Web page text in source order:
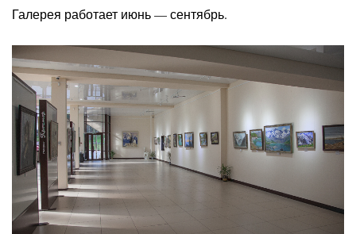
Галерея работает июнь — сентябрь.